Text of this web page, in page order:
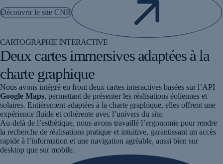
Découvrir le site CNR
CARTOGRAPHIE INTERACTIVE
Deux cartes immersives adaptées à la
charte graphique
Nous avons intégré en front deux cartes interactives basées sur l’API
Google Maps, permettant de présenter les réalisations éoliennes et
solaires. Entièrement adaptées à la charte graphique, elles offrent une
expérience fluide et cohérente avec l’univers du site.
Au-delà de l’esthétique, nous avons travaillé l’ergonomie pour rendre
la recherche de réalisations pratique et intuitive, garantissant un accès
rapide à l’information et une navigation agréable, aussi bien sur
desktop que sur mobile.